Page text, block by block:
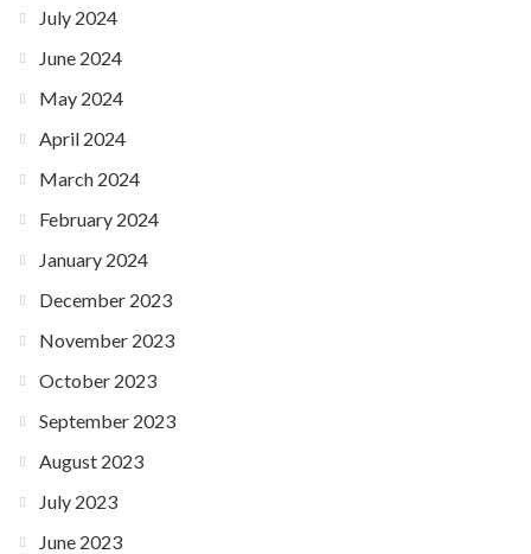
July 2024
June 2024
May 2024
April 2024
March 2024
February 2024
January 2024
December 2023
November 2023
October 2023
September 2023
August 2023
July 2023
June 2023